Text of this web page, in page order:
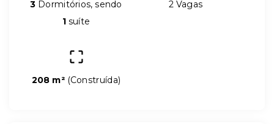
3 Dormitórios, sendo
1 suíte
2 Vagas
208 m² (Construída)